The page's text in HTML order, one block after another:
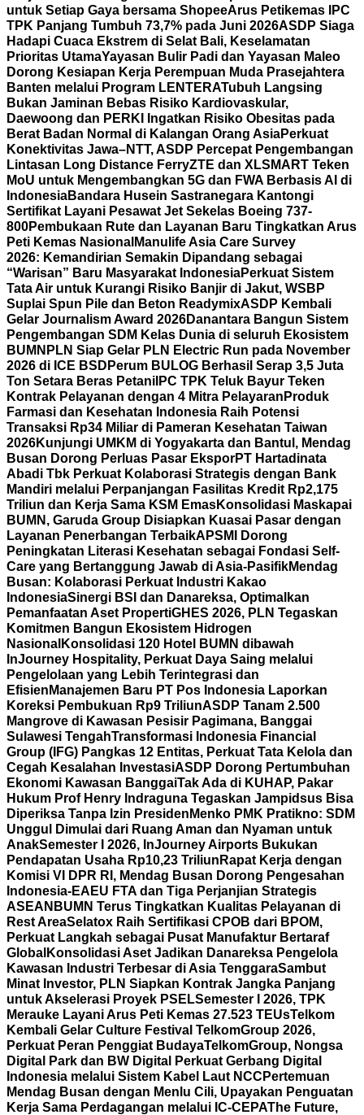
untuk Setiap Gaya bersama ShopeeArus Petikemas IPC
TPK Panjang Tumbuh 73,7% pada Juni 2026ASDP Siaga
Hadapi Cuaca Ekstrem di Selat Bali, Keselamatan
Prioritas UtamaYayasan Bulir Padi dan Yayasan Maleo
Dorong Kesiapan Kerja Perempuan Muda Prasejahtera
Banten melalui Program LENTERATubuh Langsing
Bukan Jaminan Bebas Risiko Kardiovaskular,
Daewoong dan PERKI Ingatkan Risiko Obesitas pada
Berat Badan Normal di Kalangan Orang AsiaPerkuat
Konektivitas Jawa–NTT, ASDP Percepat Pengembangan
Lintasan Long Distance FerryZTE dan XLSMART Teken
MoU untuk Mengembangkan 5G dan FWA Berbasis AI di
IndonesiaBandara Husein Sastranegara Kantongi
Sertifikat Layani Pesawat Jet Sekelas Boeing 737-
800Pembukaan Rute dan Layanan Baru Tingkatkan Arus
Peti Kemas Nasional Manulife Asia Care Survey
2026: Kemandirian Semakin Dipandang sebagai
“Warisan” Baru Masyarakat IndonesiaPerkuat Sistem
Tata Air untuk Kurangi Risiko Banjir di Jakut, WSBP
Suplai Spun Pile dan Beton ReadymixASDP Kembali
Gelar Journalism Award 2026Danantara Bangun Sistem
Pengembangan SDM Kelas Dunia di seluruh Ekosistem
BUMN PLN Siap Gelar PLN Electric Run pada November
2026 di ICE BSD Perum BULOG Berhasil Serap 3,5 Juta
Ton Setara Beras Petani IPC TPK Teluk Bayur Teken
Kontrak Pelayanan dengan 4 Mitra Pelayaran Produk
Farmasi dan Kesehatan Indonesia Raih Potensi
Transaksi Rp34 Miliar di Pameran Kesehatan Taiwan
2026Kunjungi UMKM di Yogyakarta dan Bantul, Mendag
Busan Dorong Perluas Pasar EksporPT Hartadinata
Abadi Tbk Perkuat Kolaborasi Strategis dengan Bank
Mandiri melalui Perpanjangan Fasilitas Kredit Rp2,175
Triliun dan Kerja Sama KSM EmasKonsolidasi Maskapai
BUMN, Garuda Group Disiapkan Kuasai Pasar dengan
Layanan Penerbangan TerbaikAPSMI Dorong
Peningkatan Literasi Kesehatan sebagai Fondasi Self-
Care yang Bertanggung Jawab di Asia-PasifikMendag
Busan: Kolaborasi Perkuat Industri Kakao
IndonesiaSinergi BSI dan Danareksa, Optimalkan
Pemanfaatan Aset PropertiGHES 2026, PLN Tegaskan
Komitmen Bangun Ekosistem Hidrogen
Nasional Konsolidasi 120 Hotel BUMN dibawah
InJourney Hospitality, Perkuat Daya Saing melalui
Pengelolaan yang Lebih Terintegrasi dan
Efisien Manajemen Baru PT Pos Indonesia Laporkan
Koreksi Pembukuan Rp9 TriliunASDP Tanam 2.500
Mangrove di Kawasan Pesisir Pagimana, Banggai
Sulawesi TengahTransformasi Indonesia Financial
Group (IFG) Pangkas 12 Entitas, Perkuat Tata Kelola dan
Cegah Kesalahan InvestasiASDP Dorong Pertumbuhan
Ekonomi Kawasan BanggaiTak Ada di KUHAP, Pakar
Hukum Prof Henry Indraguna Tegaskan Jampidsus Bisa
Diperiksa Tanpa Izin Presiden Menko PMK Pratikno: SDM
Unggul Dimulai dari Ruang Aman dan Nyaman untuk
AnakSemester I 2026, InJourney Airports Bukukan
Pendapatan Usaha Rp10,23 Triliun Rapat Kerja dengan
Komisi VI DPR RI, Mendag Busan Dorong Pengesahan
Indonesia-EAEU FTA dan Tiga Perjanjian Strategis
ASEAN BUMN Terus Tingkatkan Kualitas Pelayanan di
Rest AreaSelatox Raih Sertifikasi CPOB dari BPOM,
Perkuat Langkah sebagai Pusat Manufaktur Bertaraf
Global Konsolidasi Aset Jadikan Danareksa Pengelola
Kawasan Industri Terbesar di Asia TenggaraSambut
Minat Investor, PLN Siapkan Kontrak Jangka Panjang
untuk Akselerasi Proyek PSELSemester I 2026, TPK
Merauke Layani Arus Peti Kemas 27.523 TEUsTelkom
Kembali Gelar Culture Festival TelkomGroup 2026,
Perkuat Peran Penggiat BudayaTelkomGroup, Nongsa
Digital Park dan BW Digital Perkuat Gerbang Digital
Indonesia melalui Sistem Kabel Laut NCC Pertemuan
Mendag Busan dengan Menlu Cili, Upayakan Penguatan
Kerja Sama Perdagangan melalui IC-CEPAThe Future,